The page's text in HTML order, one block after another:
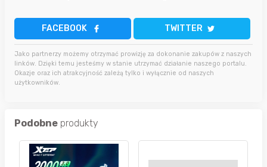
FACEBOOK TWITTER
Jako partnerzy możemy otrzymać prowizję za dokonanie zakupów z naszych
linków. Dzięki temu jesteśmy w stanie utrzymać działanie naszego portalu.
Okazje oraz ich atrakcyjność zależą tylko i wyłącznie od naszych
użytkowników.
Podobne produkty